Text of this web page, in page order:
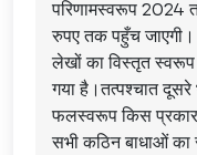
परिणामस्वरूप 2024
रुपए तक पहुँच जाएगी।
लेखों का विस्तृत
गया है।तत्पश्चात
फलस्वरूप किस
सभी कठिन बाधाओं का